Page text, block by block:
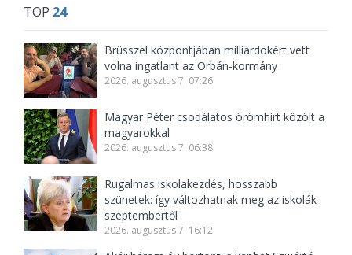
TOP 24
Brüsszel központjában milliárdokért vett
volna ingatlant az Orbán-kormány
2026. augusztus 7. 07:26
Magyar Péter csodálatos örömhírt közölt a
magyarokkal
2026. augusztus 7. 06:38
Rugalmas iskolakezdés, hosszabb
szünetek: így változhatnak meg az iskolák
szeptembertől
2026. augusztus 7. 16:12